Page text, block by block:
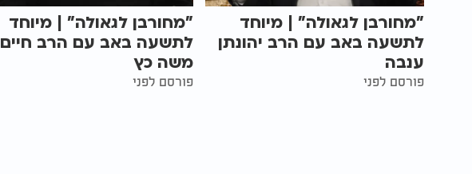
"מחורבן לגאולה" | מיוחד
לתשעה באב עם הרב יהונתן
ענבה
פורסם לפני
"מחורבן לגאולה" | מיוחד
לתשעה באב עם הרב חיים
משה כץ
פורסם לפני